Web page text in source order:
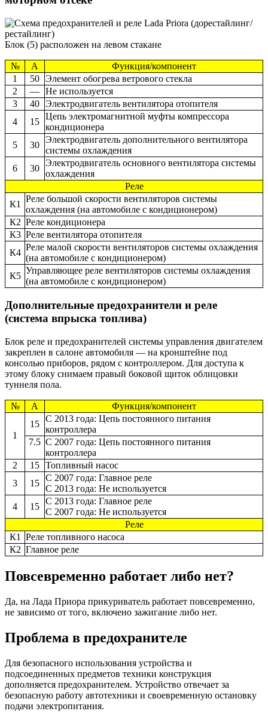
Блок (5) расположен на левом стакане
№ А
Функция/компонент
1
50 Элемент обогрева ветрового стекла
2
— Не используется
3
40 Электродвигатель вентилятора отопителя
4
15
Цепь электромагнитной муфты компрессора
кондиционера
5
30
Электродвигатель дополнительного вентилятора
системы охлаждения
6
30
Электродвигатель основного вентилятора системы
охлаждения
Реле
К1
Реле большой скорости вентиляторов системы
охлаждения (на автомобиле с кондиционером)
К2 Реле кондиционера
К3 Реле вентилятора отопителя
К4
Реле малой скорости вентиляторов системы охлаждения
(на автомобиле с кондиционером)
К5
Управляющее реле вентиляторов системы охлаждения
(на автомобиле с кондиционером)
Дополнительные предохранители и реле
(система впрыска топлива)
Блок реле и предохранителей системы управления двигателем
закреплен в салоне автомобиля — на кронштейне под
консолью приборов, рядом с контроллером. Для доступа к
этому блоку снимаем правый боковой щиток облицовки
туннеля пола.
№ А Функция/компонент
1
15
С 2013 года: Цепь постоянного питания
контроллера
7.5 С 2007 года: Цепь постоянного питания
контроллера
2
15 Топливный насос
3
15
С 2007 года: Главное реле
С 2013 года: Не используется
4
15
С 2013 года: Главное реле
С 2007 года: Не используется
Реле
К1
Реле топливного насоса
К2 Главное реле
Повсевременно работает либо нет?
Да, на Лада Приора прикуриватель работает повсевременно,
не зависимо от того, включено зажигание либо нет.
Проблема в предохранителе
Для безопасного использования устройства и
подсоединенных предметов техники конструкция
дополняется предохранителем. Устройство отвечает за
безопасную работу автотехники и своевременную остановку
подачи электропитания.